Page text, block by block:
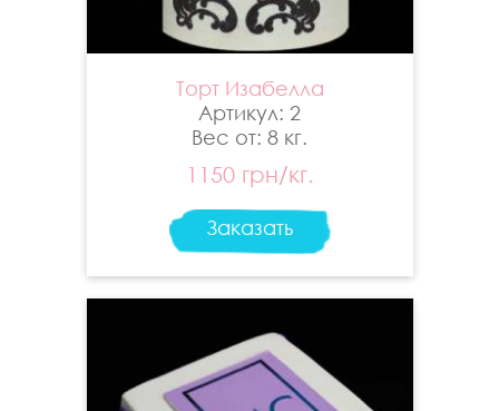
Торт Изабелла
Артикул: 2
Вес от: 8 кг.
1150 грн/кг.
Заказать